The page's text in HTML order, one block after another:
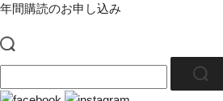
年間購読のお申し込み